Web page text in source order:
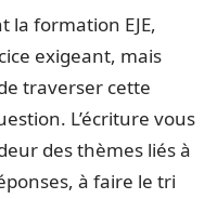
la formation EJE,
exigeant, mais
traverser cette
L’écriture vous
des thèmes liés à
à faire le tri